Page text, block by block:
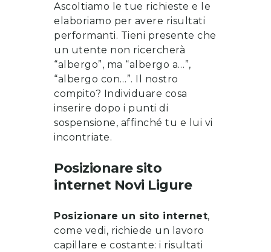
Ascoltiamo le tue richieste e le
elaboriamo per avere risultati
performanti. Tieni presente che
un utente non ricercherà
“albergo”, ma “albergo a…”,
“albergo con…”. Il nostro
compito? Individuare cosa
inserire dopo i punti di
sospensione, affinché tu e lui vi
incontriate.
Posizionare sito
internet Novi Ligure
Posizionare un sito internet,
come vedi, richiede un lavoro
capillare e costante: i risultati